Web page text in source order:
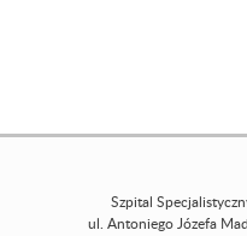
Szpital
ul. Antoniego Józefa